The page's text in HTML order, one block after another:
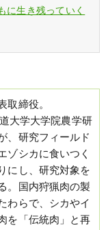
に生き残っていく
取締役。
大学大学院農学研
、研究フィールド
ゾシカに食いつく
にし、研究対象を
。国内狩猟肉の製
わらで、シカやイ
を「伝統肉」と再